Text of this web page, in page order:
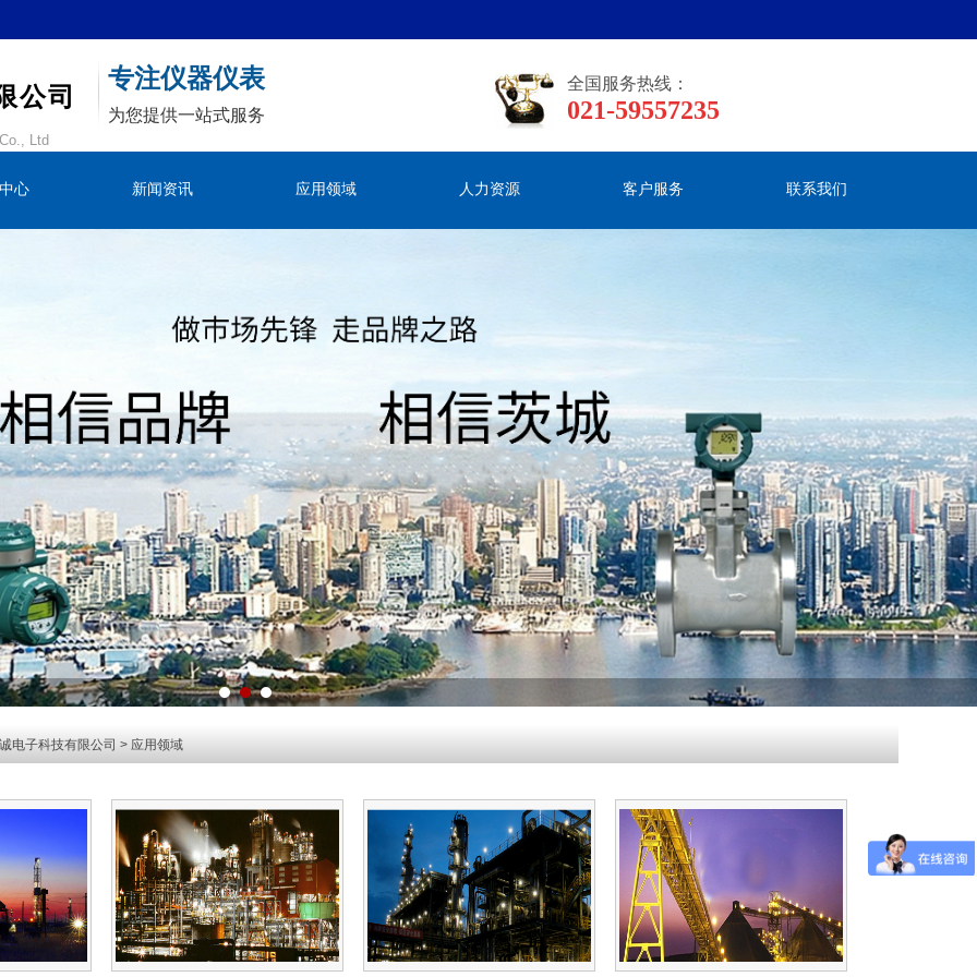
心 新闻资讯 应用领域 人力资源 客户服务 联系我们
全国服务热线：
021-59557235
专注仪器仪表
为您提供一站式服务
公司
Ltd
电子科技有限公司 > 应用领域